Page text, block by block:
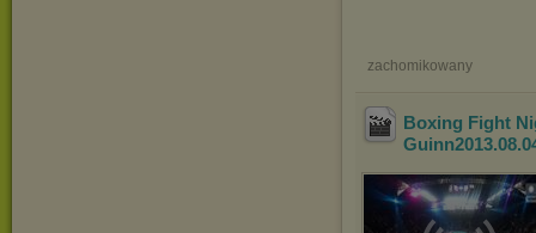
zachomikowany
Boxing Fight
Guinn